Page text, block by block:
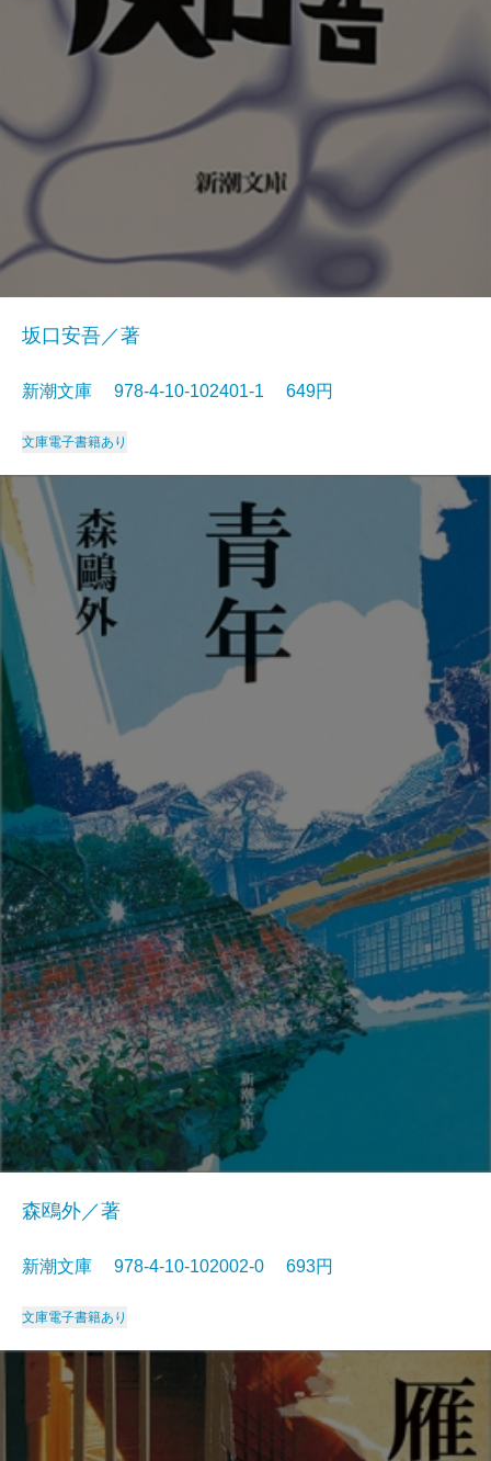
坂口安吾／著
新潮文庫 978-4-10-102401-1 649円
文庫電子書籍あり
森鴎外／著
新潮文庫 978-4-10-102002-0 693円
文庫電子書籍あり